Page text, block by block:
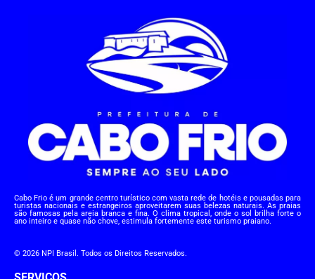
Cabo Frio é um grande centro turístico com vasta rede de hotéis e pousadas para
turistas nacionais e estrangeiros aproveitarem suas belezas naturais. As praias
são famosas pela areia branca e fina. O clima tropical, onde o sol brilha forte o
ano inteiro e quase não chove, estimula fortemente este turismo praiano.
© 2026 NPI Brasil. Todos os Direitos Reservados.